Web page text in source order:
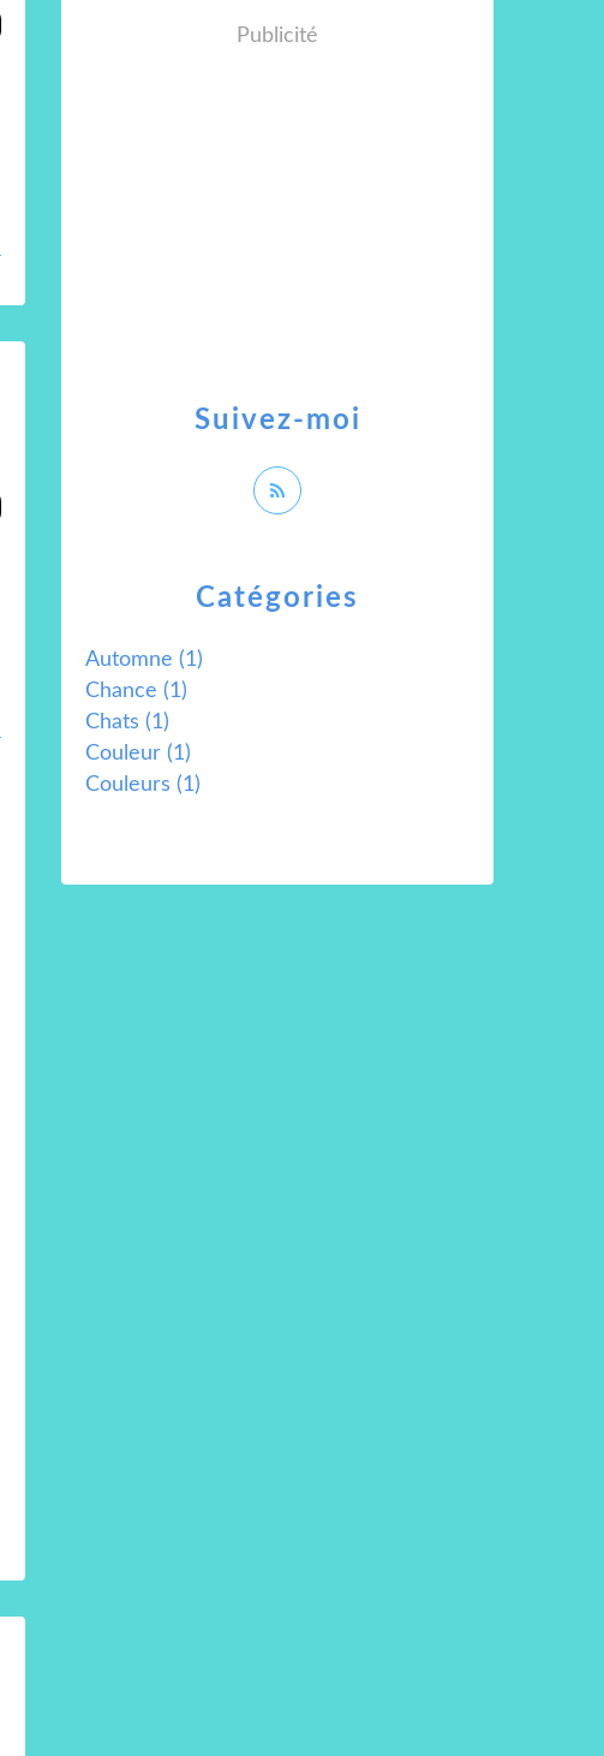
Catégories
Automne (1)
Chance (1)
Chats (1)
Couleur (1)
Couleurs (1)
Suivez-moi
Publicité